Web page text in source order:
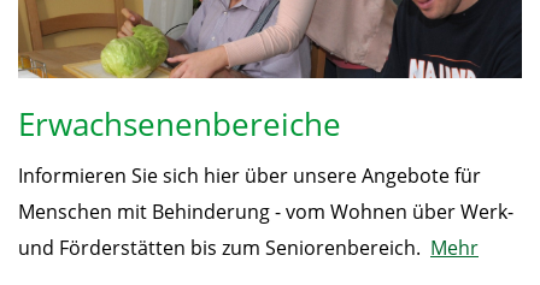
Erwachsenenbereiche
Informieren Sie sich hier über unsere Angebote für
Menschen mit Behinderung - vom Wohnen über Werk-
und Förderstätten bis zum Seniorenbereich. Mehr